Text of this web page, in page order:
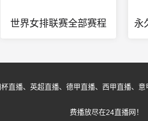
世界女排联赛全部赛程
直播、英超直播、德甲直播、西甲直播、
费播放尽在24直播网！